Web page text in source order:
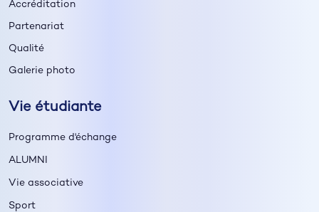
Accréditation
Partenariat
Qualité
Galerie photo
Vie étudiante
Programme d'échange
ALUMNI
Vie associative
Sport